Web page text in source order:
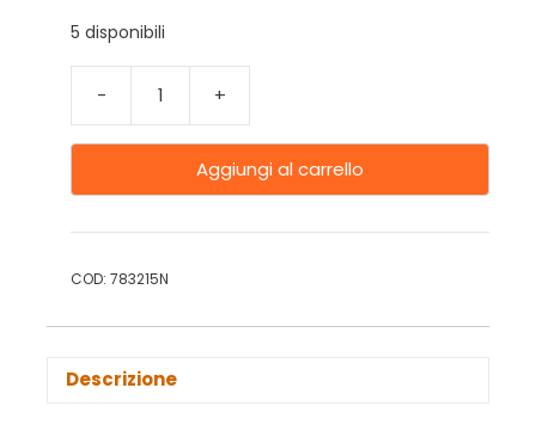
5 disponibili
- +
Aggiungi al carrello
COD: 783215N
Descrizione